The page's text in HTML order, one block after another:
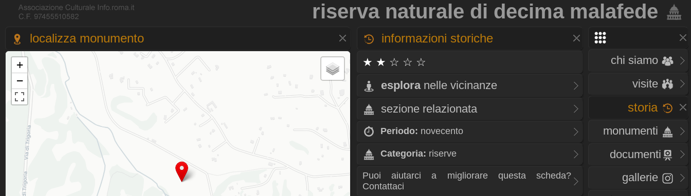
riserva naturale di decima malafede
chi siamo
visite
storia
monumenti
documenti
gallerie
localizza monumento
+
−
informazioni storiche
★ ★ ☆ ☆ ☆
esplora nelle vicinanze
sezione relazionata
Periodo: novecento
Categoria: riserve
Puoi aiutarci a migliorare questa scheda?
Contattaci